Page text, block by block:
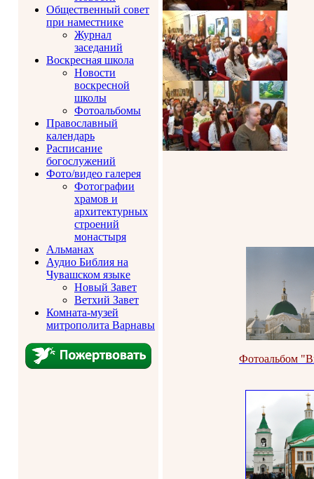
Общественный совет
при наместнике
Журнал
заседаний
Воскресная школа
Новости
воскресной
школы
Фотоальбомы
Православный
календарь
Расписание
богослужений
Фото/видео галерея
Фотографии
храмов и
архитектурных
строений
монастыря
Альманах
Аудио Библия на
Чувашском языке
Новый Завет
Ветхий Завет
Комната-музей
митрополита Варнавы
Фотоальбом